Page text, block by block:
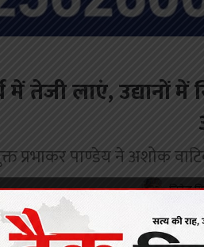
में तेजी लाएं,
प्रभाकर पाण्डेय ने अशोक
जितेन्द्र